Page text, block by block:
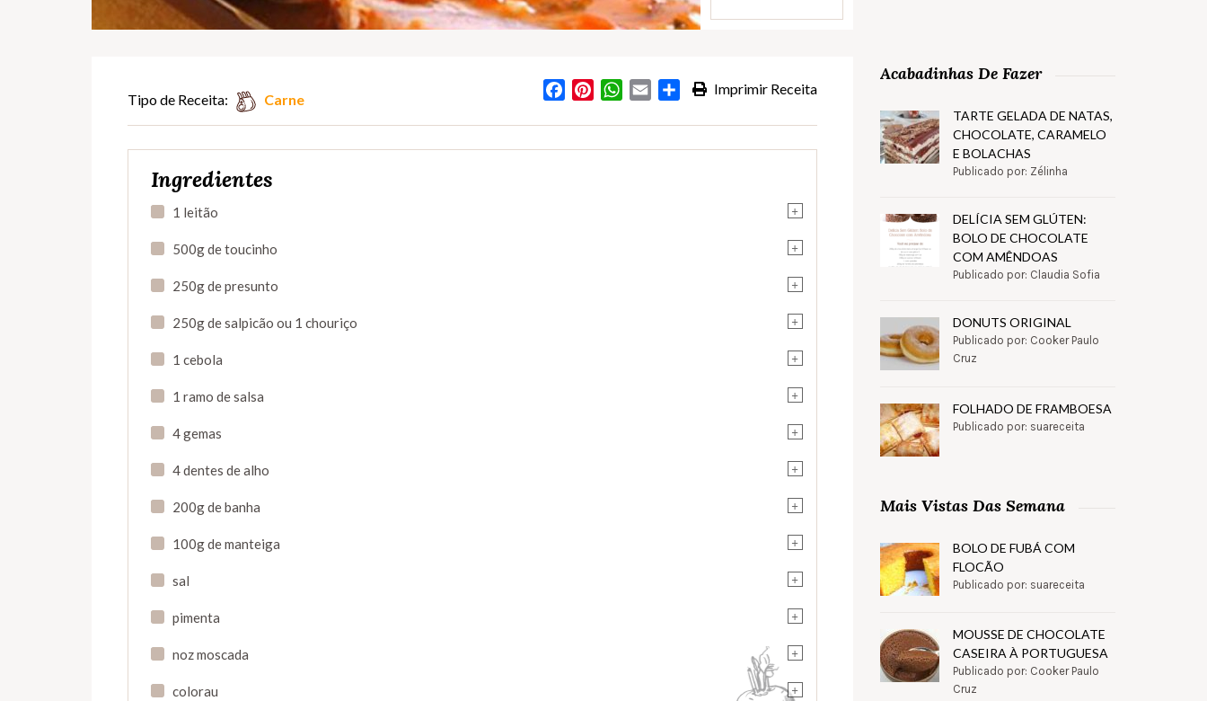
Imprimir Receita
FacebookPinterestWhatsApp
Email Partilhar
Tipo de Receita: Carne
Ingredientes
+
1 leitão
+
500g de toucinho
+
250g de presunto
+
250g de salpicão ou 1 chouriço
+
1 cebola
+
1 ramo de salsa
+
4 gemas
+
4 dentes de alho
+
200g de banha
+
100g de manteiga
+
sal
+
pimenta
+
noz moscada
+
colorau
Acabadinhas De Fazer
TARTE GELADA DE NATAS,
CHOCOLATE, CARAMELO
E BOLACHAS
Publicado por: Zélinha
DELÍCIA SEM GLÚTEN:
BOLO DE CHOCOLATE
COM AMÊNDOAS
Publicado por: Claudia Sofia
DONUTS ORIGINAL
Publicado por: Cooker Paulo
Cruz
FOLHADO DE FRAMBOESA
Publicado por: suareceita
Mais Vistas Das Semana
BOLO DE FUBÁ COM
FLOCÃO
Publicado por: suareceita
MOUSSE DE CHOCOLATE
CASEIRA À PORTUGUESA
Publicado por: Cooker Paulo
Cruz